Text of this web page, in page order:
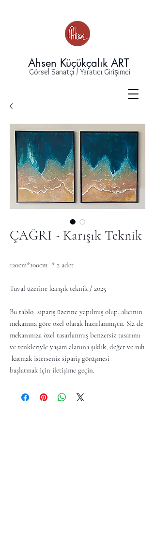
Ahsen Küçükçalık ART
Görsel Sanatçı / Yaratıcı Girişimci
ÇAĞRI - Karışık Teknik
120cm*100cm * 2 adet
Tuval üzerine karışık teknik / 2025
Bu tablo sipariş üzerine yapılmış olup, alıcının
mekanına göre özel olarak hazırlanmıştır. Siz de
mekanınıza özel tasarlanmış benzersiz tasarımı
ve renkleriyle yaşam alanına şıklık, değer ve ruh
katmak isterseniz sipariş görüşmesi
başlatmak için iletişime geçin.